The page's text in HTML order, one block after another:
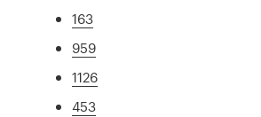
163
959
1126
453